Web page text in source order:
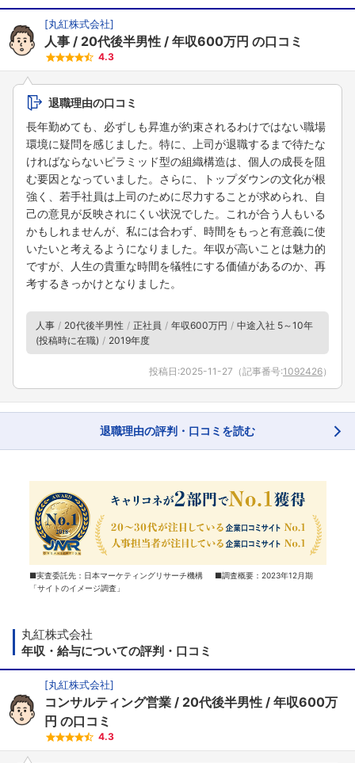
[丸紅株式会社]
人事 20代後半男性 年収600万円 の口コミ
4.3
退職理由の口コミ
長年勤めても、必ずしも昇進が約束されるわけではない職場
環境に疑問を感じました。特に、上司が退職するまで待たな
ければならないピラミッド型の組織構造は、個人の成長を阻
む要因となっていました。さらに、トップダウンの文化が根
強く、若手社員は上司のために尽力することが求められ、自
己の意見が反映されにくい状況でした。これが合う人もいる
かもしれませんが、私には合わず、時間をもっと有意義に使
いたいと考えるようになりました。年収が高いことは魅力的
ですが、人生の貴重な時間を犠牲にする価値があるのか、再
考するきっかけとなりました。
人事 20代後半男性 正社員 年収600万円
中途入社 5～10年
(投稿時に在職)
2019年度
投稿日:2025-11-27 （記事番号:1092426）
退職理由の評判・口コミを読む
■実査委託先：日本マーケティングリサーチ機構 ■調査概要：2023年12月期
「サイトのイメージ調査」
丸紅株式会社
年収・給与についての評判・口コミ
[丸紅株式会社]
コンサルティング営業 20代後半男性
年収600万
円 の口コミ
4.3